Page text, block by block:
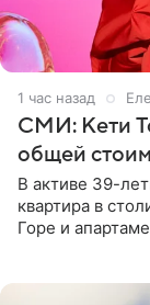
1 час назад
СМИ: Кети
общей
В активе 39-
квартира в
Горе и